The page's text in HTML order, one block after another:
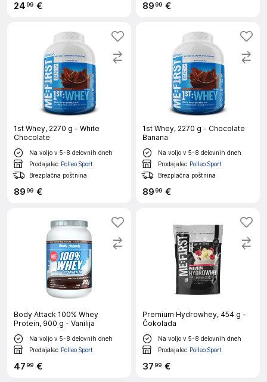
2499 € 8999 €
1st Whey, 2270 g - White
Chocolate
Na voljo v 5-8 delovnih dneh
Prodajalec Polleo Sport
Brezplačna poštnina
8999 €
1st Whey, 2270 g - Chocolate
Banana
Na voljo v 5-8 delovnih dneh
Prodajalec Polleo Sport
Brezplačna poštnina
8999 €
Body Attack 100% Whey
Protein, 900 g - Vanilija
Na voljo v 5-8 delovnih dneh
Prodajalec Polleo Sport
4799 €
Premium Hydrowhey, 454 g -
Čokolada
Na voljo v 5-8 delovnih dneh
Prodajalec Polleo Sport
3799 €